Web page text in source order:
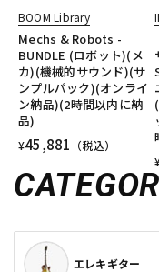
BOOM Library
Mechs & Robots -
BUNDLE (ロボット)(メ
カ)(機械的サウンド)(サ
ンプルパック)(オンライ
ン納品)(2時間以内に納
品)
¥45,881 （税込）
エレキギター